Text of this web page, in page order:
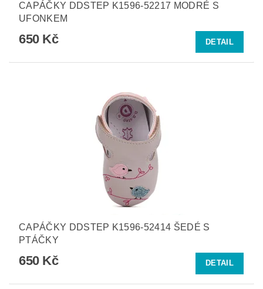
CAPÁČKY DDSTEP K1596-52217 MODRÉ S
UFONKEM
650 Kč DETAIL
CAPÁČKY DDSTEP K1596-52414 ŠEDÉ S
PTÁČKY
650 Kč DETAIL